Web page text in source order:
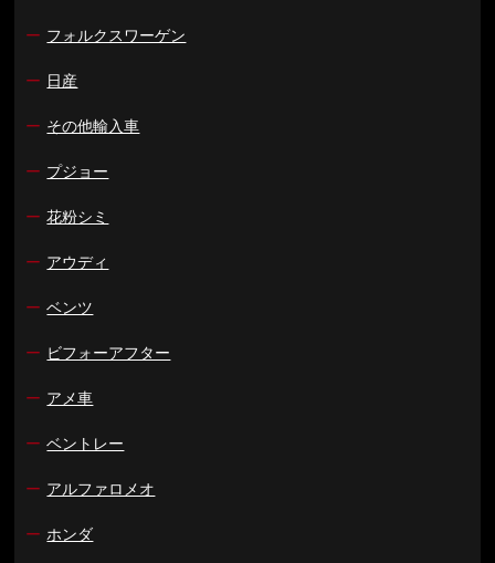
ー フォルクスワーゲン
ー 日産
ー その他輸入車
ー プジョー
ー 花粉シミ
ー アウディ
ー ベンツ
ー ビフォーアフター
ー アメ車
ー ベントレー
ー アルファロメオ
ー ホンダ